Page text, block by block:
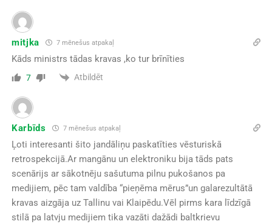
mitjka 7 mēnešus atpakaļ
Kāds ministrs tādas kravas ,ko tur brīnīties
7 Atbildēt
Karbīds 7 mēnešus atpakaļ
Ļoti interesanti šito jandāliņu paskatīties vēsturiskā
retrospekcijā.Ar mangānu un elektroniku bija tāds pats
scenārijs ar sākotnēju sašutuma pilnu pukošanos pa
medijiem, pēc tam valdība “pieņēma mērus”un galarezultātā
kravas aizgāja uz Tallinu vai Klaipēdu.Vēl pirms kara līdzīgā
stilā pa latvju medijiem tika vazāti dažādi baltkrievu